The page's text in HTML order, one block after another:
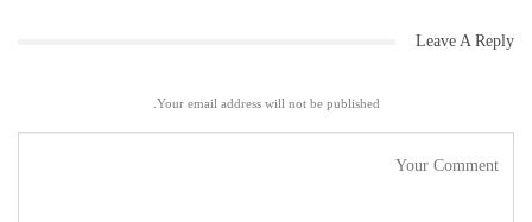
Leave A Reply
Your email address will not be published.